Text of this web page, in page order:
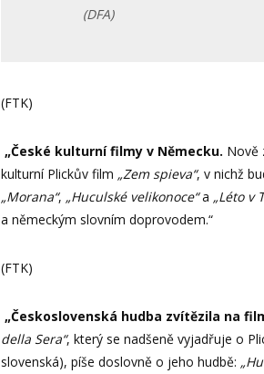
(DFA)
(FTK)
„České kulturní filmy v Německu. Nově
kulturní Plickův film „Zem spieva“, v nichž
„Morana“, „Huculské velikonoce“a „Léto v
a německým slovním doprovodem.“
(FTK)
„Československá hudba zvítězila na
della Sera“, který se nadšeně vyjadřuje o
slovenská), píše doslovně o jeho hudbě: